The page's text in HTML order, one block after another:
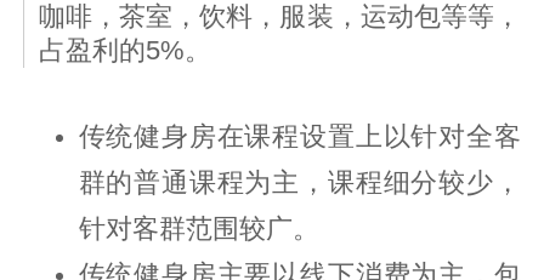
咖啡，茶室，饮料，服装，运动包等等，
占盈利的5%。
传统健身房在课程设置上以针对全客
群的普通课程为主，课程细分较少，
针对客群范围较广。